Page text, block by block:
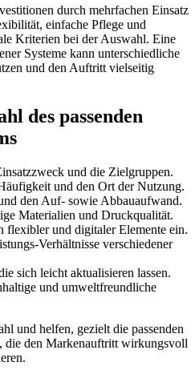
durch mehrfachen Einsatz
einfache Pflege und
Kriterien bei der Auswahl. Eine
Systeme kann unterschiedliche
und den Auftritt vielseitig
des passenden
und die Zielgruppen.
und den Ort der Nutzung.
den Auf- sowie Abbauaufwand.
Materialien und Druckqualität.
flexibler und digitaler Elemente ein.
Verhältnisse verschiedener
sich leicht aktualisieren lassen.
und umweltfreundliche
und helfen, gezielt die passenden
die den Markenauftritt wirkungsvoll